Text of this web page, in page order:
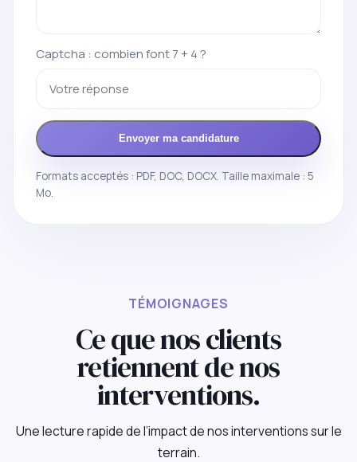
Captcha : combien font 7 + 4 ?
Envoyer ma candidature
Formats acceptés : PDF, DOC, DOCX. Taille maximale : 5
Mo.
TÉMOIGNAGES
Ce que nos clients
retiennent de nos
interventions.
Une lecture rapide de l’impact de nos interventions sur le
terrain.